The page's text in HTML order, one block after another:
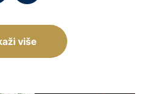
više